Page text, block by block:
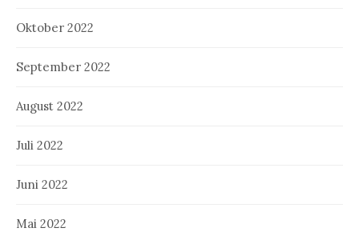
Oktober 2022
September 2022
August 2022
Juli 2022
Juni 2022
Mai 2022